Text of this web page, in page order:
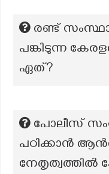
രണ്ട്
പങ്കിടുന്ന
ഏത്?
പോലീസ്
പഠിക്കാൻ
നേതൃത്വത്തിൽ